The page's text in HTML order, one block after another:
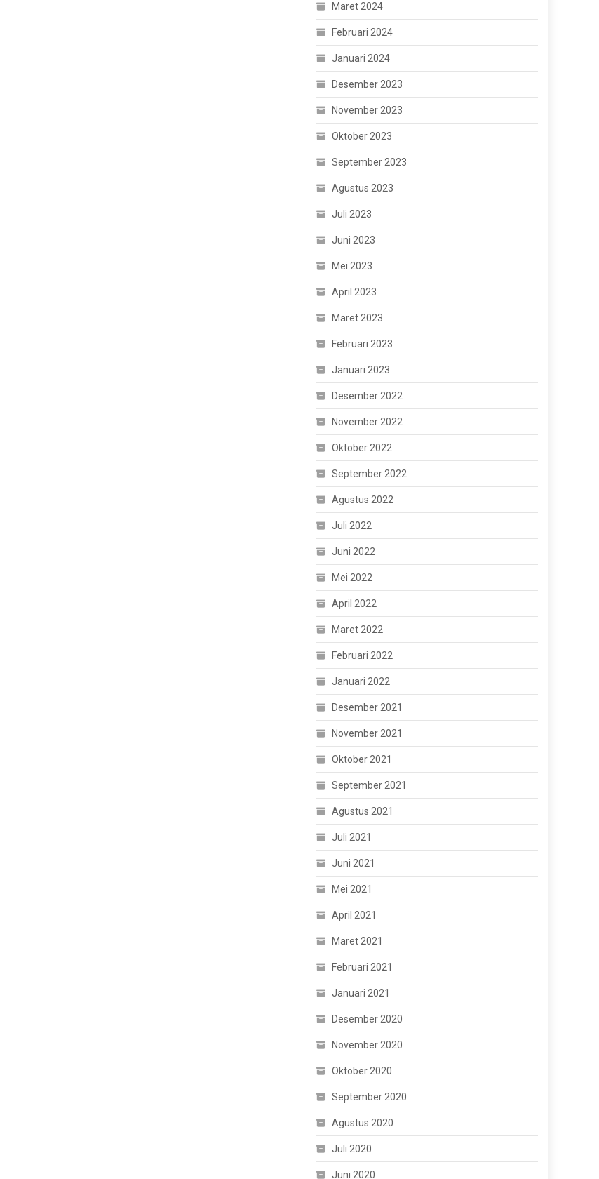
Maret 2024
Februari 2024
Januari 2024
Desember 2023
November 2023
Oktober 2023
September 2023
Agustus 2023
Juli 2023
Juni 2023
Mei 2023
April 2023
Maret 2023
Februari 2023
Januari 2023
Desember 2022
November 2022
Oktober 2022
September 2022
Agustus 2022
Juli 2022
Juni 2022
Mei 2022
April 2022
Maret 2022
Februari 2022
Januari 2022
Desember 2021
November 2021
Oktober 2021
September 2021
Agustus 2021
Juli 2021
Juni 2021
Mei 2021
April 2021
Maret 2021
Februari 2021
Januari 2021
Desember 2020
November 2020
Oktober 2020
September 2020
Agustus 2020
Juli 2020
Juni 2020